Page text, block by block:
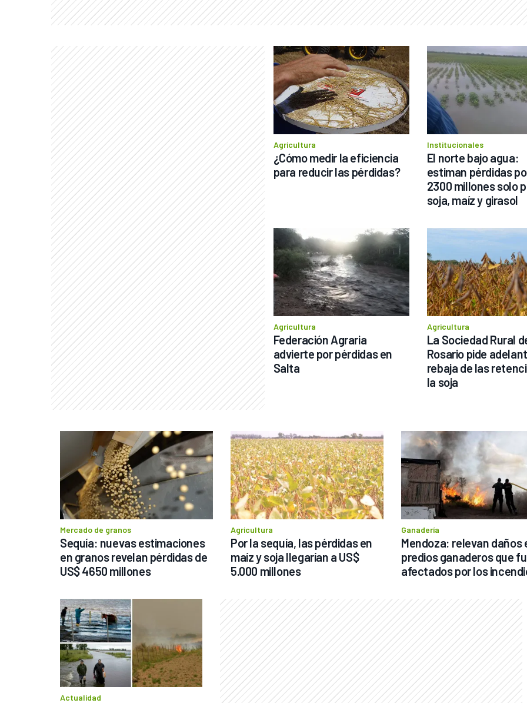
Agricultura
¿Cómo medir la eficiencia
para reducir las pérdidas?
Institucionales
El norte bajo agua:
estiman pérdidas
2300 millones solo
soja, maíz y girasol
Agricultura
Federación Agraria
advierte por pérdidas en
Salta
Agricultura
La Sociedad Rural
Rosario pide
rebaja de las
la soja
Mercado de granos
Sequía: nuevas estimaciones
en granos revelan pérdidas de
US$ 4650 millones
Agricultura
Por la sequía, las pérdidas en
maíz y soja llegarían a US$
5.000 millones
Ganadería
Mendoza: relevan daños
predios ganaderos que
afectados por los
Actualidad